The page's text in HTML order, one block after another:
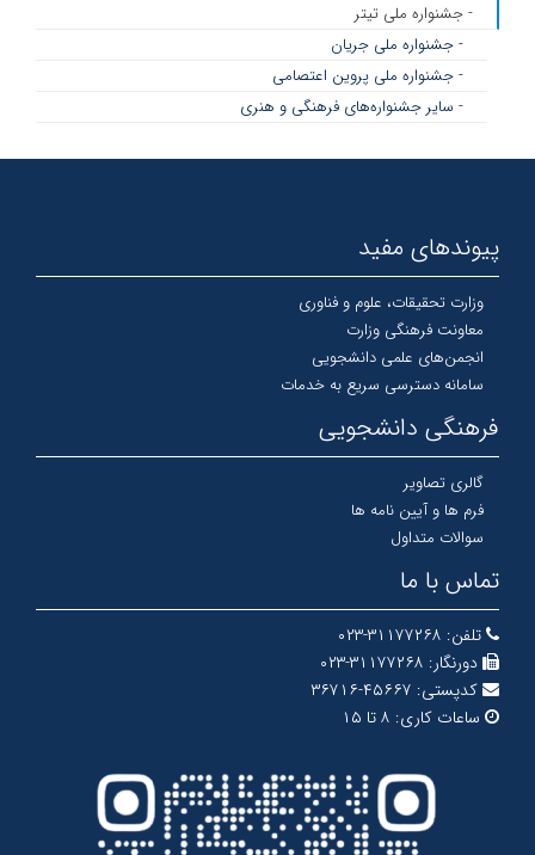
- جشنواره ملی تیتر
- جشنواره ملی جریان
- جشنواره ملی پروین اعتصامی
- سایر جشنواره‌های فرهنگی و هنری
پیوندهای مفید
وزارت تحقیقات، علوم و فناوری
معاونت فرهنگی وزارت
انجمن‌های علمی دانشجویی
سامانه دسترسی سریع به خدمات
فرهنگی دانشجویی
گالری تصاویر
فرم ها و آیین نامه ها
سوالات متداول
تماس با ما
تلفن: ۳۱۱۷۷۲۶۸-۰۲۳
دورنگار: ۳۱۱۷۷۲۶۸-۰۲۳
کدپستی: ۴۵۶۶۷-۳۶۷۱۶
ساعات کاری: ۸ تا ۱۵